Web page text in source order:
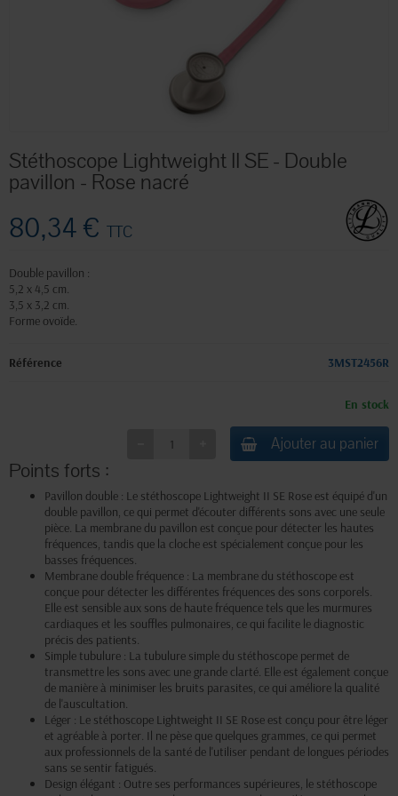
Stéthoscope Lightweight II SE - Double
pavillon - Rose nacré
80,34 € TTC
Double pavillon :
5,2 x 4,5 cm.
3,5 x 3,2 cm.
Forme ovoïde.
Référence 3MST2456R
En stock
Ajouter au panier
Points forts :
Pavillon double : Le stéthoscope Lightweight II SE Rose est équipé d'un
double pavillon, ce qui permet d'écouter différents sons avec une seule
pièce. La membrane du pavillon est conçue pour détecter les hautes
fréquences, tandis que la cloche est spécialement conçue pour les
basses fréquences.
Membrane double fréquence : La membrane du stéthoscope est
conçue pour détecter les différentes fréquences des sons corporels.
Elle est sensible aux sons de haute fréquence tels que les murmures
cardiaques et les souffles pulmonaires, ce qui facilite le diagnostic
précis des patients.
Simple tubulure : La tubulure simple du stéthoscope permet de
transmettre les sons avec une grande clarté. Elle est également conçue
de manière à minimiser les bruits parasites, ce qui améliore la qualité
de l'auscultation.
Léger : Le stéthoscope Lightweight II SE Rose est conçu pour être léger
et agréable à porter. Il ne pèse que quelques grammes, ce qui permet
aux professionnels de la santé de l'utiliser pendant de longues périodes
sans se sentir fatigués.
Design élégant : Outre ses performances supérieures, le stéthoscope